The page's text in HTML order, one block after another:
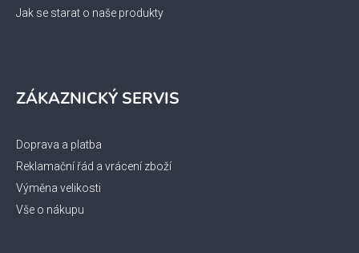
Jak se starat o naše produkty
ZÁKAZNICKÝ SERVIS
Doprava a platba
Reklamační řád a vrácení zboží
Výměna velikosti
Vše o nákupu